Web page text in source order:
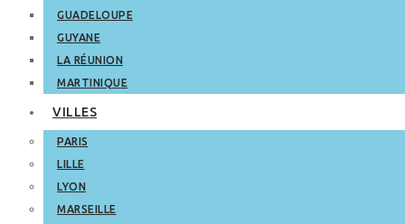
GUADELOUPE
GUYANE
LA RÉUNION
MARTINIQUE
VILLES
PARIS
LILLE
LYON
MARSEILLE